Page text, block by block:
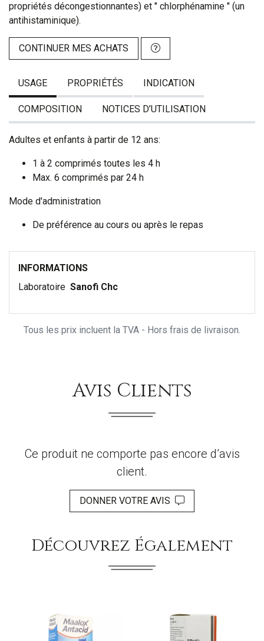
propriétés décongestionnantes) et " chlorphénamine " (un
antihistaminique).
CONTINUER MES ACHATS
USAGE PROPRIÉTÉS INDICATION
COMPOSITION NOTICES D’UTILISATION
Adultes et enfants à partir de 12 ans:
1 à 2 comprimés toutes les 4 h
Max. 6 comprimés par 24 h
Mode d'administration
De préférence au cours ou après le repas
INFORMATIONS
Laboratoire Sanofi Chc
Tous les prix incluent la TVA - Hors frais de livraison.
Avis Clients
Ce produit ne comporte pas encore d’avis
client.
DONNER VOTRE AVIS
Découvrez Également